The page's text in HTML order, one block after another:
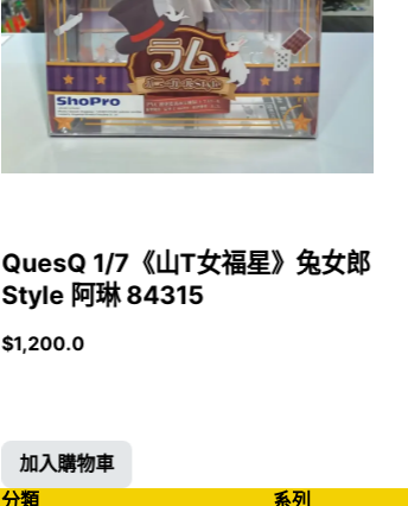
QuesQ 1/7《山T女福星》兔女郎
Style 阿琳 84315
$1,200.0
加入購物車
分類
系列